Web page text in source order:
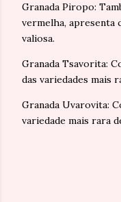
Granada Piropo:
vermelha,
valiosa.
Granada Tsavorita:
das variedades mais
Granada Uvarovita:
variedade mais rara